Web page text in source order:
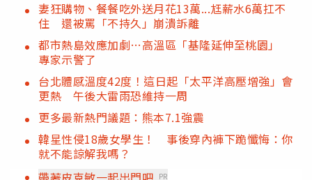
妻狂購物、餐餐吃外送月花13萬...尪薪水6萬扛不
住 還被罵「不持久」崩潰訴離
都市熱島效應加劇…高溫區「基隆延伸至桃園」
專家示警了
台北體感溫度42度！這日起「太平洋高壓增強」會
更熱 午後大雷雨恐維持一周
更多最新熱門議題：熊本7.1強震
韓星性侵18歲女學生！ 事後穿內褲下跪懺悔：你
就不能諒解我嗎？
PR